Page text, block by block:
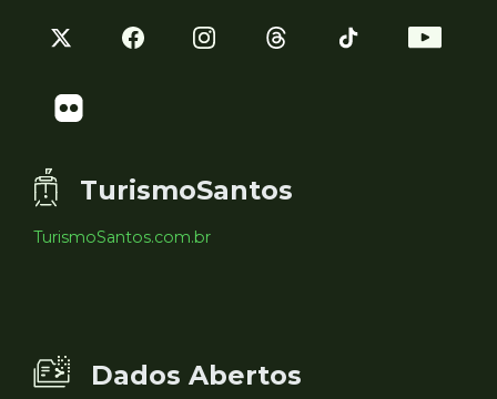
TurismoSantos
TurismoSantos.com.br
Dados Abertos